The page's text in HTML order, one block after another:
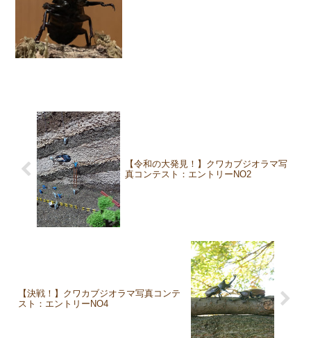
【令和の大発見！】クワカブジオラマ写
真コンテスト：エントリーNO2
【決戦！】クワカブジオラマ写真コンテ
スト：エントリーNO4